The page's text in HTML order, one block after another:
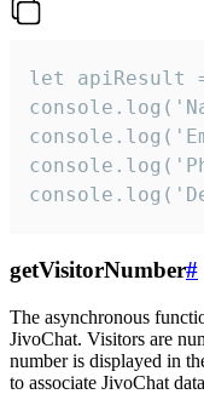
let apiResult
getVisitorNumber#
The asynchronous
JivoChat. Visitors are
number is displayed in
to associate JivoChat